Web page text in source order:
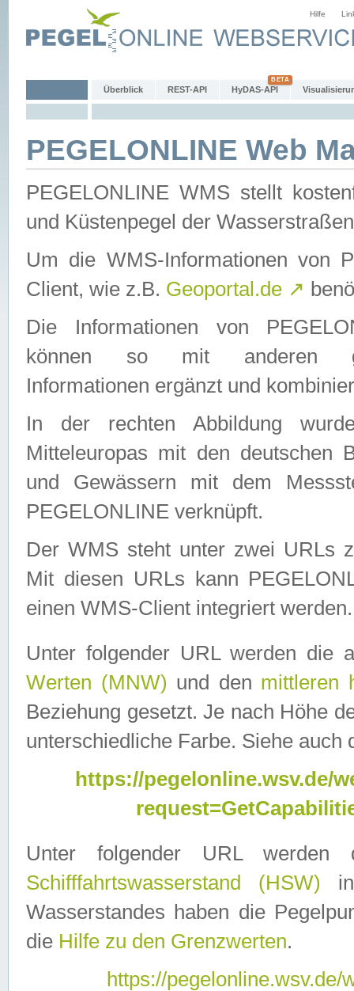
Hilfe
Überblick REST-API HyDAS-API
PEGELONLINE Web
PEGELONLINE WMS stellt
und Küstenpegel der
Um die WMS-Informationen von
Client, wie z.B. Geoportal.de ↗
Die Informationen von
können so mit anderen
Informationen ergänzt und
In der rechten Abbildung
Mitteleuropas mit den deutschen
und Gewässern mit dem
PEGELONLINE verknüpft.
Der WMS steht unter zwei URLs
Mit diesen URLs kann
einen WMS-Client integriert werden.
Unter folgender URL werden die
Werten (MNW) und den mittleren
Beziehung gesetzt. Je nach Höhe
unterschiedliche Farbe. Siehe auch
https://pegelonline.wsv.de/
Unter folgender URL
Schifffahrtswasserstand (HSW)
Wasserstandes haben die
die Hilfe zu den Grenzwerten.
https://